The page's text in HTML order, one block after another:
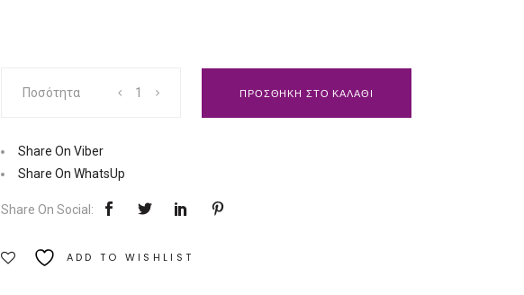
δεν
λένε
οι
|
Etra
Ποσότητα ΠΡΟΣΘΗΚΗ ΣΤΟ ΚΑΛΑΘΙ
Share On Viber
Share On WhatsUp
Share On Social:
ADD TO WISHLIST